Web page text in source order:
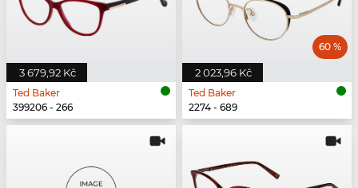
3 679,92 Kč
Ted Baker
399206 - 266
2 023,96 Kč
60 %
Ted Baker
2274 - 689